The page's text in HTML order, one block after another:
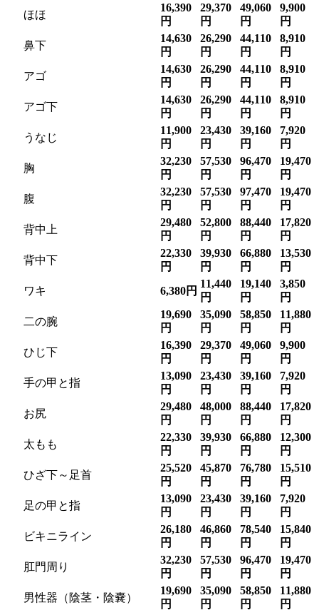
ほほ
16,390
円
29,370
円
49,060
円
9,900
円
鼻下
14,630
円
26,290
円
44,110
円
8,910
円
アゴ
14,630
円
26,290
円
44,110
円
8,910
円
アゴ下
14,630
円
26,290
円
44,110
円
8,910
円
うなじ
11,900
円
23,430
円
39,160
円
7,920
円
胸
32,230
円
57,530
円
96,470
円
19,470
円
腹
32,230
円
57,530
円
97,470
円
19,470
円
背中上
29,480
円
52,800
円
88,440
円
17,820
円
背中下
22,330
円
39,930
円
66,880
円
13,530
円
ワキ
6,380円
11,440
円
19,140
円
3,850
円
二の腕
19,690
円
35,090
円
58,850
円
11,880
円
ひじ下
16,390
円
29,370
円
49,060
円
9,900
円
手の甲と指
13,090
円
23,430
円
39,160
円
7,920
円
お尻
29,480
円
48,000
円
88,440
円
17,820
円
太もも
22,330
円
39,930
円
66,880
円
12,300
円
ひざ下～足首
25,520
円
45,870
円
76,780
円
15,510
円
足の甲と指
13,090
円
23,430
円
39,160
円
7,920
円
ビキニライン
26,180
円
46,860
円
78,540
円
15,840
円
肛門周り
32,230
円
57,530
円
96,470
円
19,470
円
男性器（陰茎・陰嚢）
19,690
円
35,090
円
58,850
円
11,880
円